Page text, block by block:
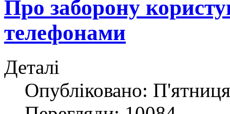
Про заборону
телефонами
Деталі
Опубліковано: